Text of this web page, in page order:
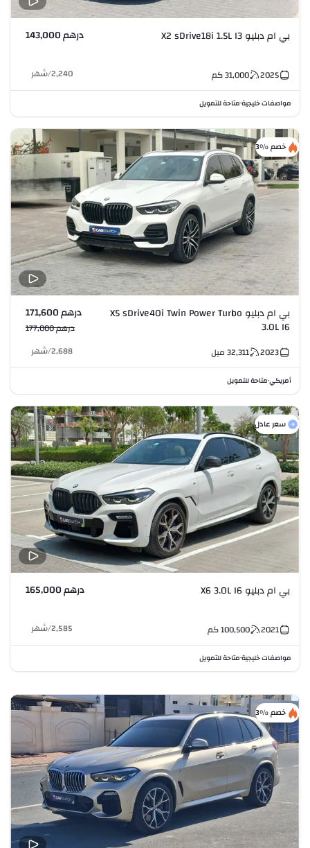
بي ام دبليو X2 sDrive18i 1.5L I3 درهم 143,000
2025
31,000كم 2,240
/شهر
مواصفات خليجية•متاحة للتمويل
خصم %3
بي ام دبليو X5 sDrive40i Twin Power Turbo
3.0L I6
درهم 171,600
درهم 177,000
2023
32,311 ميل 2,688
/شهر
أمريكي•متاحة للتمويل
سعر عادل
بي ام دبليو X6 3.0L I6 درهم 165,000
2021
100,500كم 2,585
/شهر
مواصفات خليجية•متاحة للتمويل
خصم %3